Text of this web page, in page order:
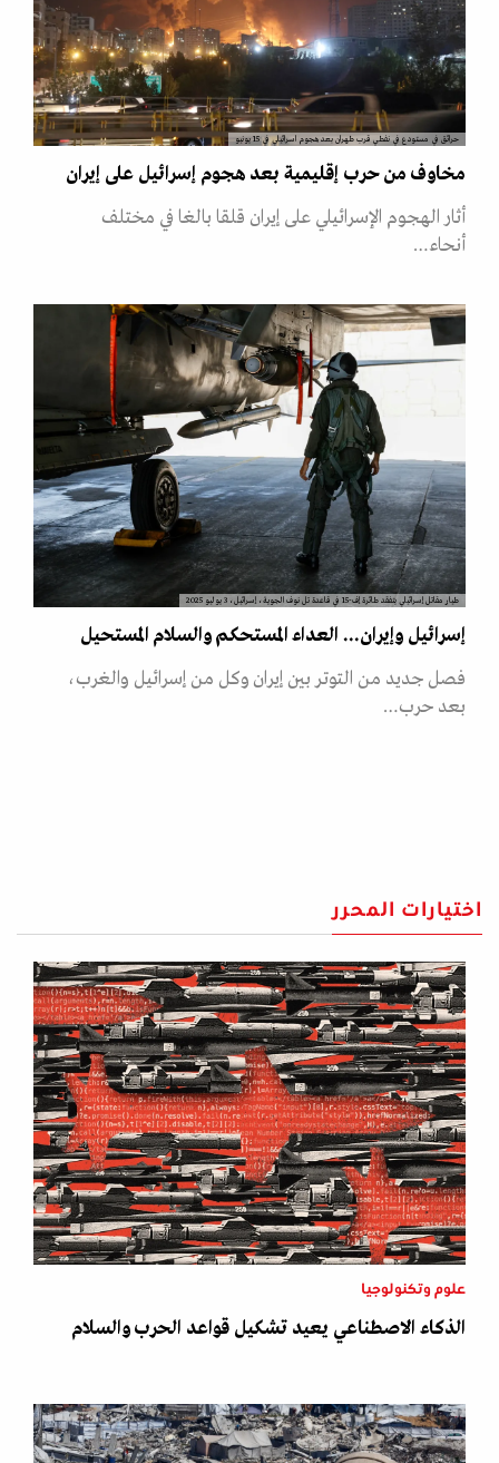
حرائق في مستودع في نفطي قرب طهران بعد هجوم اسرائيلي في 15 يونيو
مخاوف من حرب إقليمية بعد هجوم إسرائيل على إيران
أثار الهجوم الإسرائيلي على إيران قلقا بالغا في مختلف
أنحاء…
طيار مقاتل إسرائيلي يتفقد طائرة إف-15 في قاعدة تل نوف الجوية، إسرائيل، 3 يوليو 2025
إسرائيل وإيران... العداء المستحكم والسلام المستحيل
فصل جديد من التوتر بين إيران وكل من إسرائيل والغرب،
بعد حرب…
اختيارات المحرر
علوم وتكنولوجيا
الذكاء الاصطناعي يعيد تشكيل قواعد الحرب والسلام